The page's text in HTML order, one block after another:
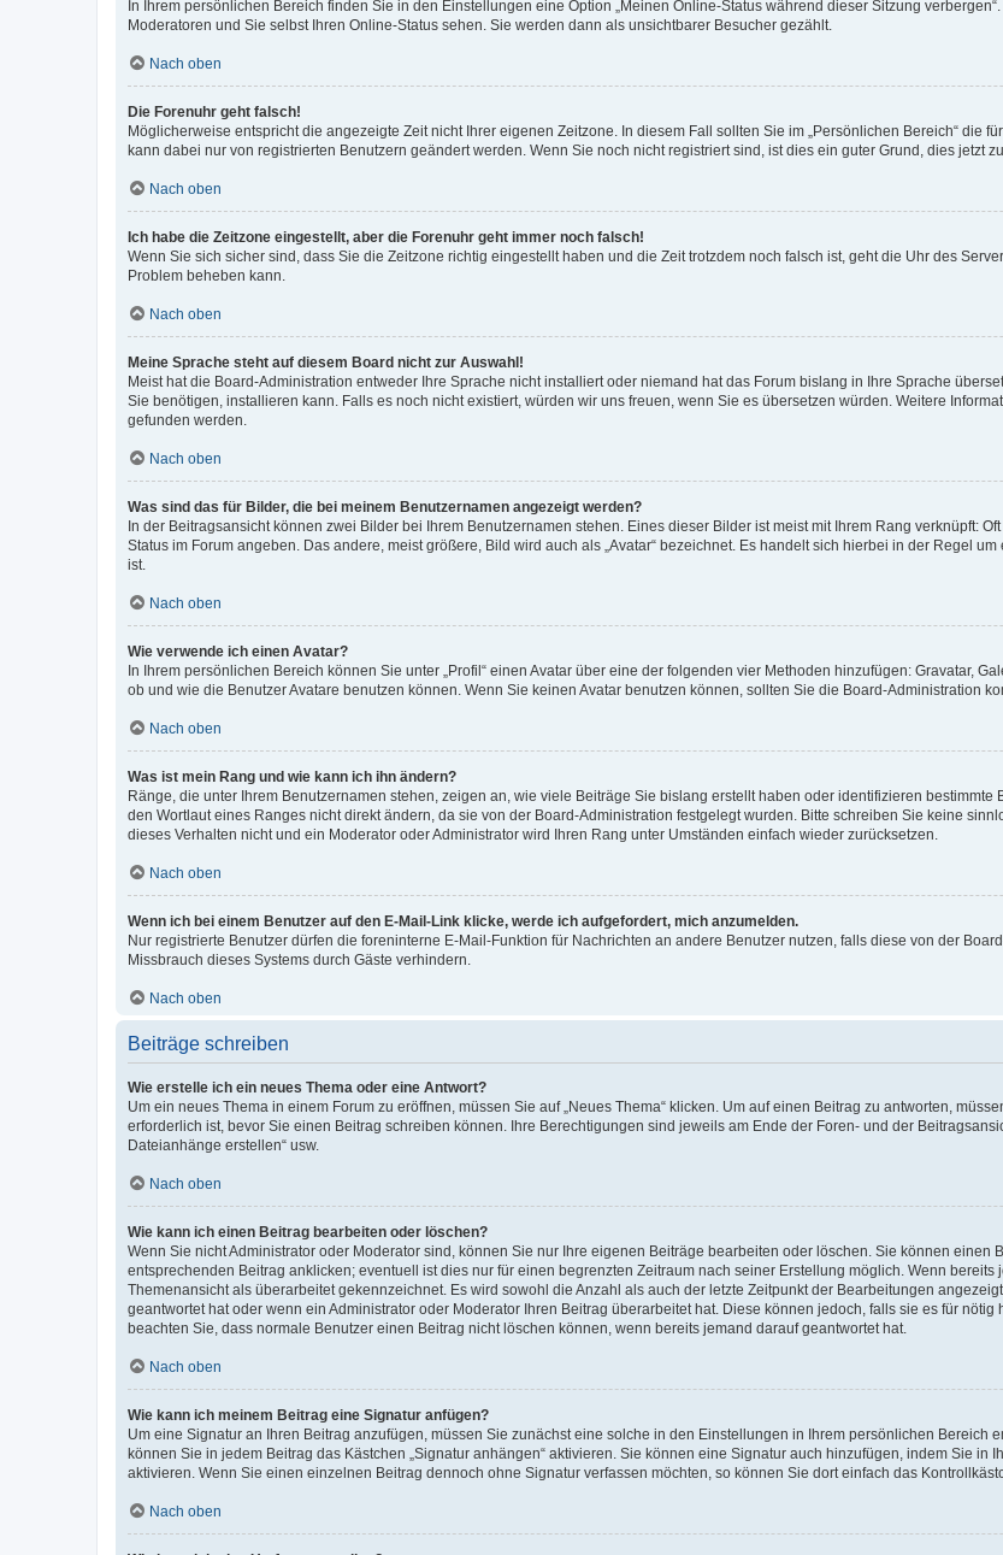
In Ihrem persönlichen Bereich finden Sie in den Einstellungen eine Option „Meinen Online-Status während dieser Sitzung
Moderatoren und Sie selbst Ihren Online-Status sehen. Sie werden dann als unsichtbarer Besucher gezählt.
Nach oben
Die Forenuhr geht falsch!
Möglicherweise entspricht die angezeigte Zeit nicht Ihrer eigenen Zeitzone. In diesem Fall sollten Sie im „Persönlichen Bereich“ die
kann dabei nur von registrierten Benutzern geändert werden. Wenn Sie noch nicht registriert sind, ist dies ein guter Grund, dies jetzt zu
Nach oben
Ich habe die Zeitzone eingestellt, aber die Forenuhr geht immer noch falsch!
Wenn Sie sich sicher sind, dass Sie die Zeitzone richtig eingestellt haben und die Zeit trotzdem noch falsch ist, geht die Uhr des
Problem beheben kann.
Nach oben
Meine Sprache steht auf diesem Board nicht zur Auswahl!
Meist hat die Board-Administration entweder Ihre Sprache nicht installiert oder niemand hat das Forum bislang in Ihre Sprache
Sie benötigen, installieren kann. Falls es noch nicht existiert, würden wir uns freuen, wenn Sie es übersetzen würden. Weitere
gefunden werden.
Nach oben
Was sind das für Bilder, die bei meinem Benutzernamen angezeigt werden?
In der Beitragsansicht können zwei Bilder bei Ihrem Benutzernamen stehen. Eines dieser Bilder ist meist mit Ihrem Rang verknüpft:
Status im Forum angeben. Das andere, meist größere, Bild wird auch als „Avatar“ bezeichnet. Es handelt sich hierbei in der Regel
ist.
Nach oben
Wie verwende ich einen Avatar?
In Ihrem persönlichen Bereich können Sie unter „Profil“ einen Avatar über eine der folgenden vier Methoden hinzufügen: Gravatar,
ob und wie die Benutzer Avatare benutzen können. Wenn Sie keinen Avatar benutzen können, sollten Sie die Board-Administration
Nach oben
Was ist mein Rang und wie kann ich ihn ändern?
Ränge, die unter Ihrem Benutzernamen stehen, zeigen an, wie viele Beiträge Sie bislang erstellt haben oder identifizieren
den Wortlaut eines Ranges nicht direkt ändern, da sie von der Board-Administration festgelegt wurden. Bitte schreiben Sie keine
dieses Verhalten nicht und ein Moderator oder Administrator wird Ihren Rang unter Umständen einfach wieder zurücksetzen.
Nach oben
Wenn ich bei einem Benutzer auf den E-Mail-Link klicke, werde ich aufgefordert, mich anzumelden.
Nur registrierte Benutzer dürfen die foreninterne E-Mail-Funktion für Nachrichten an andere Benutzer nutzen, falls diese von der
Missbrauch dieses Systems durch Gäste verhindern.
Nach oben
Beiträge schreiben
Wie erstelle ich ein neues Thema oder eine Antwort?
Um ein neues Thema in einem Forum zu eröffnen, müssen Sie auf „Neues Thema“ klicken. Um auf einen Beitrag zu antworten,
erforderlich ist, bevor Sie einen Beitrag schreiben können. Ihre Berechtigungen sind jeweils am Ende der Foren- und der
Dateianhänge erstellen“ usw.
Nach oben
Wie kann ich einen Beitrag bearbeiten oder löschen?
Wenn Sie nicht Administrator oder Moderator sind, können Sie nur Ihre eigenen Beiträge bearbeiten oder löschen. Sie können einen
entsprechenden Beitrag anklicken; eventuell ist dies nur für einen begrenzten Zeitraum nach seiner Erstellung möglich. Wenn
Themenansicht als überarbeitet gekennzeichnet. Es wird sowohl die Anzahl als auch der letzte Zeitpunkt der Bearbeitungen
geantwortet hat oder wenn ein Administrator oder Moderator Ihren Beitrag überarbeitet hat. Diese können jedoch, falls sie es für
beachten Sie, dass normale Benutzer einen Beitrag nicht löschen können, wenn bereits jemand darauf geantwortet hat.
Nach oben
Wie kann ich meinem Beitrag eine Signatur anfügen?
Um eine Signatur an Ihren Beitrag anzufügen, müssen Sie zunächst eine solche in den Einstellungen in Ihrem persönlichen Bereich
können Sie in jedem Beitrag das Kästchen „Signatur anhängen“ aktivieren. Sie können eine Signatur auch hinzufügen, indem Sie
aktivieren. Wenn Sie einen einzelnen Beitrag dennoch ohne Signatur verfassen möchten, so können Sie dort einfach das
Nach oben